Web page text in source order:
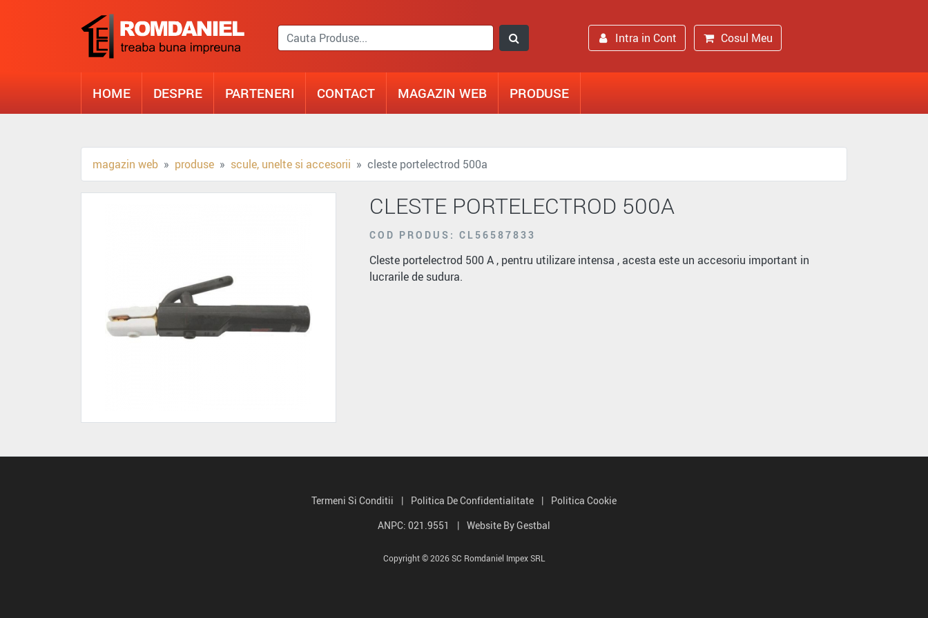
Intra in Cont Cosul Meu
HOME DESPRE PARTENERI CONTACT MAGAZIN WEB PRODUSE
magazin web produse scule, unelte si accesorii cleste portelectrod 500a
CLESTE PORTELECTROD 500A
COD PRODUS: CL56587833
Cleste portelectrod 500 A , pentru utilizare intensa , acesta este un accesoriu important in
lucrarile de sudura.
Termeni Si Conditii | Politica De Confidentialitate |
Politica Cookie
ANPC: 021.9551
| Website By Gestbal
Copyright © 2026 SC Romdaniel Impex SRL